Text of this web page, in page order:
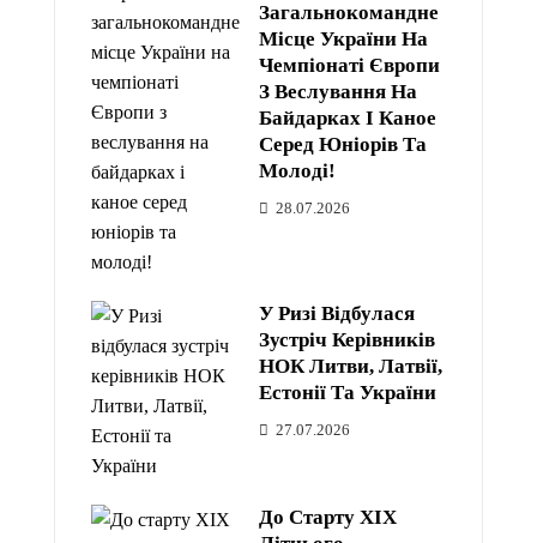
Загальнокомандне
Місце України На
Чемпіонаті Європи
З Веслування На
Байдарках І Каное
Серед Юніорів Та
Молоді!
28.07.2026
У Ризі Відбулася
Зустріч Керівників
НОК Литви, Латвії,
Естонії Та України
27.07.2026
До Старту XIX